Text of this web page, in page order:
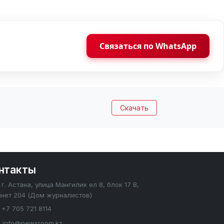
Связаться по WhatsApp
Скачать
г. Астана, улица Мангилик ел 8, блок 17 В,
204 (Дом журналистов)
+7 705 721 8114